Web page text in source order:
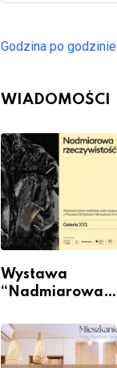
Godzina po godzinie
WIADOMOŚCI
Wystawa
“Nadmiarowa
w Galerii XX1